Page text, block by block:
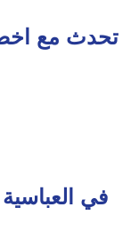
تحدث مع
في